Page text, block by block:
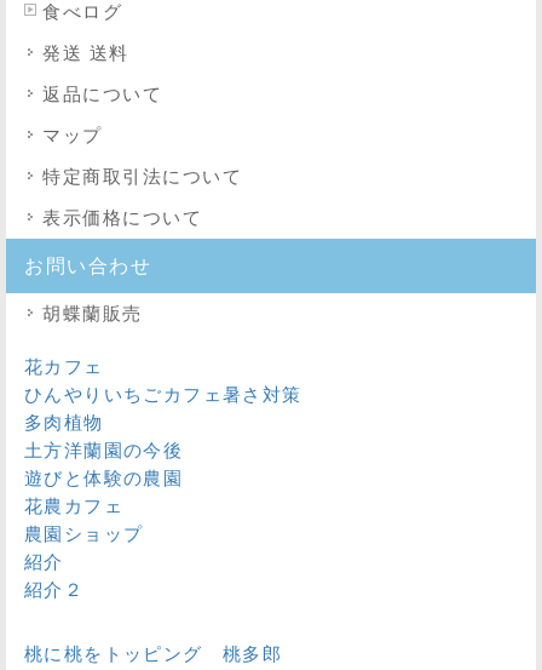
食べログ
発送 送料
返品について
マップ
特定商取引法について
表示価格について
お問い合わせ
胡蝶蘭販売
花カフェ
ひんやりいちごカフェ暑さ対策
多肉植物
土方洋蘭園の今後
遊びと体験の農園
花農カフェ
農園ショップ
紹介
紹介２
桃に桃をトッピング 桃多郎